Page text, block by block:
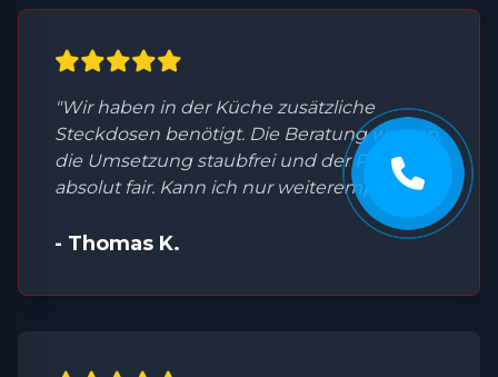
"Wir haben in der Küche zusätzliche
Steckdosen benötigt. Die Beratung war top,
die Umsetzung staubfrei und der Preis
absolut fair. Kann ich nur weiterempfehlen."
- Thomas K.